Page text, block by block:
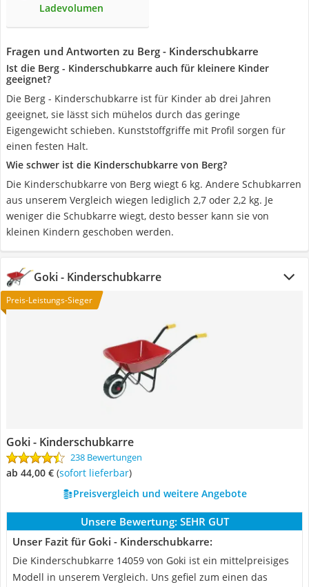
Ladevolumen
Fragen und Antworten zu Berg - Kinderschubkarre
Ist die Berg - Kinderschubkarre auch für kleinere Kinder
geeignet?
Die Berg - Kinderschubkarre ist für Kinder ab drei Jahren
geeignet, sie lässt sich mühelos durch das geringe
Eigengewicht schieben. Kunststoffgriffe mit Profil sorgen für
einen festen Halt.
Wie schwer ist die Kinderschubkarre von Berg?
Die Kinderschubkarre von Berg wiegt 6 kg. Andere Schubkarren
aus unserem Vergleich wiegen lediglich 2,7 oder 2,2 kg. Je
weniger die Schubkarre wiegt, desto besser kann sie von
kleinen Kindern geschoben werden.
Goki - Kinderschubkarre
Preis-Leistungs-Sieger
Goki - Kinderschubkarre
238 Bewertungen
ab 44,00 € ( Sofort lieferbar)
Preisvergleich und weitere Angebote
Unsere Bewertung: SEHR GUT
Unser Fazit für Goki - Kinderschubkarre:
Die Kinderschubkarre 14059 von Goki ist ein mittelpreisiges
Modell in unserem Vergleich. Uns gefiel zum einen das